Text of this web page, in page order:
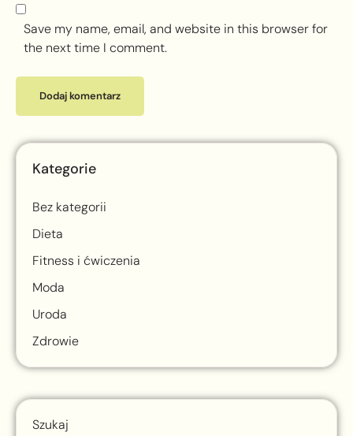
Save my name, email, and website in this browser for
the next time I comment.
Kategorie
Bez kategorii
Dieta
Fitness i ćwiczenia
Moda
Uroda
Zdrowie
Szukaj